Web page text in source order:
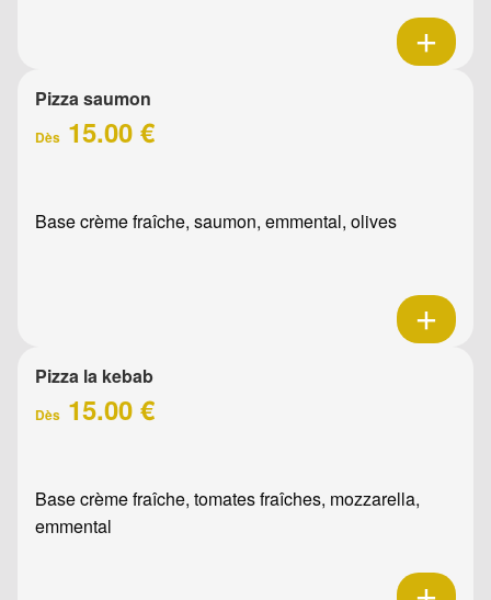
Pizza saumon
Dès 15.00 €
Base crème fraîche, saumon, emmental, olives
Pizza la kebab
Dès 15.00 €
Base crème fraîche, tomates fraîches, mozzarella,
emmental